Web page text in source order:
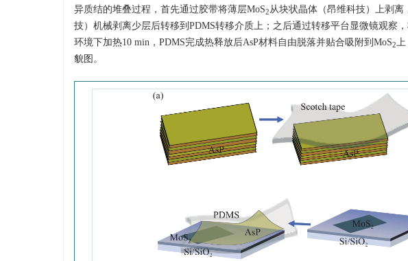
异质结的堆叠过程，首先通过胶带将薄层MoS2从块状晶体（昂维科技）上剥离
技）机械剥离少层后转移到PDMS转移介质上；之后通过转移平台显微镜观察
环境下加热10 min，PDMS完成热释放后AsP材料自由脱落并贴合吸附到MoS2上
貌图。